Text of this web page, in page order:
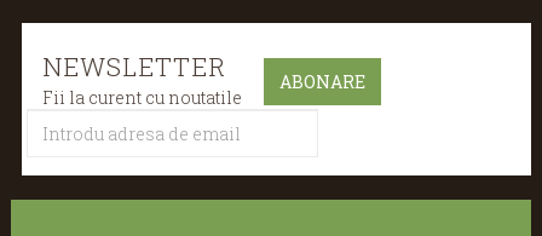
NEWSLETTER
Fii la curent cu noutatile